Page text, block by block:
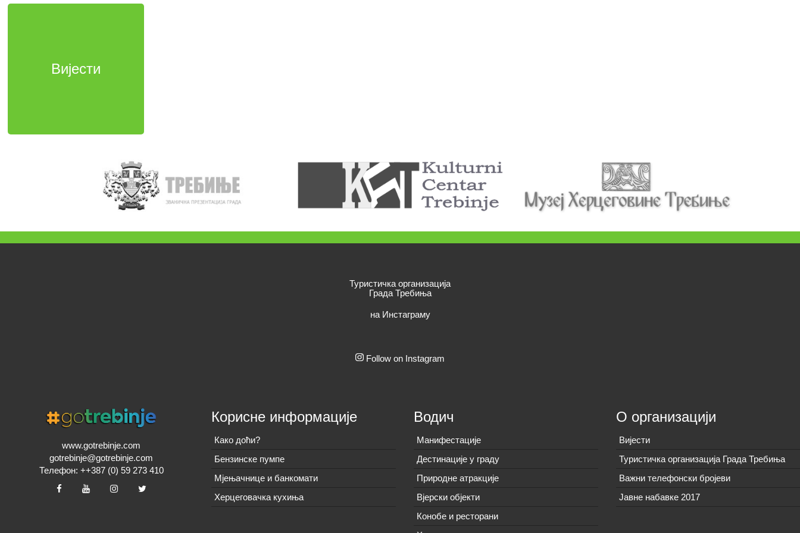
Вијести
Туристичка организација
Града Требиња
на Инстаграму
Follow on Instagram
www.gotrebinje.com
gotrebinje@gotrebinje.com
Телефон: ++387 (0) 59 273 410
Корисне информације
Како доћи?
Бензинске пумпе
Мјењачнице и банкомати
Херцеговачка кухиња
Водич
Манифестације
Дестинације у граду
Природне атракције
Вјерски објекти
Конобе и ресторани
О организацији
Вијeсти
Туристичка организација Града Требиња
Важни телефонски бројеви
Јавне набавке 2017